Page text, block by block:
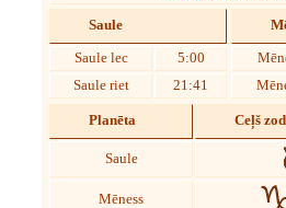
Saule
Saule lec
5:00
Saule riet
21:41
Planēta Ceļš
Saule
Mēness